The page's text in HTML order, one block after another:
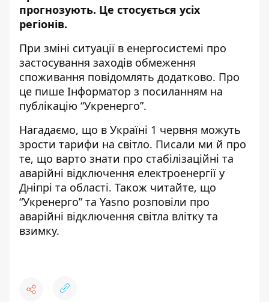
прогнозують. Це стосується усіх
регіонів.
При зміні ситуації в енергосистемі про
застосування заходів обмеження
споживання повідомлять додатково. Про
це пише Інформатор з посиланням на
публікацію “Укренерго”.
Нагадаємо, що в Україні 1 червня можуть
зрости тарифи на світло. Писали ми й про
те, що варто знати про стабілізаційні та
аварійні відключення електроенергії у
Дніпрі та області. Також читайте, що
“Укренерго” та Yasno розповіли про
аварійні відключення світла влітку та
взимку.